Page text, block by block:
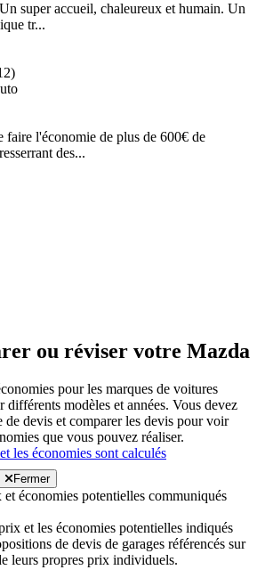
super accueil, chaleureux et humain. Un
tr...
faire l'économie de plus de 600€ de
des...
ou réviser votre Mazda
pour les marques de voitures
différents modèles et années. Vous devez
de devis et comparer les devis pour voir
que vous pouvez réaliser.
les économies sont calculés
Fermer
économies potentielles communiqués
et les économies potentielles indiqués
de devis de garages référencés sur
leurs propres prix individuels.